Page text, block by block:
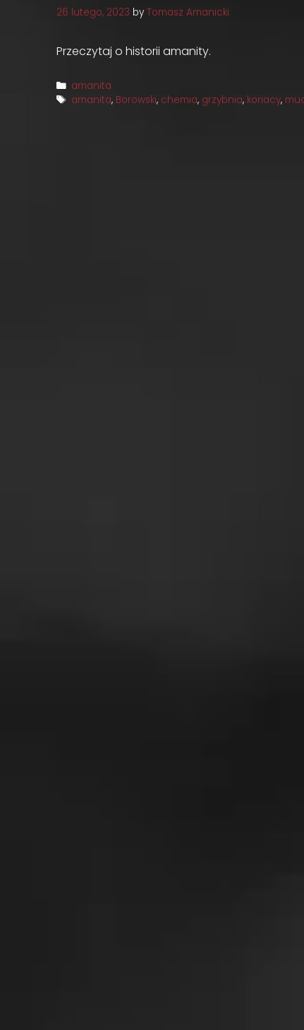
26 lutego, 2023 by Tomasz Amanicki
Przeczytaj o historii amanity.
Categories
amanita
Tags
amanita, Borowski, chemia, grzybnia, koriacy,